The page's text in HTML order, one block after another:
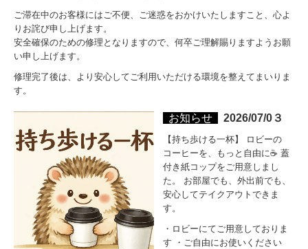
ご滞在中のお客様にはご不便、ご迷惑をおかけいたしますこと、心よ
りお詫び申し上げます。
安全確保のための修理となりますので、何卒ご理解賜りますようお願
い申し上げます。
修理完了後は、より安心してご利用いただける環境を整えてまいりま
す。
お知らせ 2026/07/0３
【持ち歩ける一杯】 ロビーの
コーヒーを、もっと自由に☕ 蓋
付き紙コップをご用意しまし
た。 お部屋でも、外出前でも、
安心してテイクアウトできま
す。
・ロビーにてご用意しておりま
す ・ご自由にお使いください